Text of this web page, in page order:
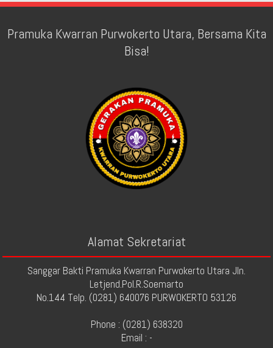
Pramuka Kwarran Purwokerto Utara, Bersama Kita
Bisa!
Alamat Sekretariat
Sanggar Bakti Pramuka Kwarran Purwokerto Utara Jln.
Letjend.Pol.R.Soemarto
No.144 Telp. (0281) 640076 PURWOKERTO 53126
Phone : (0281) 638320
Email : -